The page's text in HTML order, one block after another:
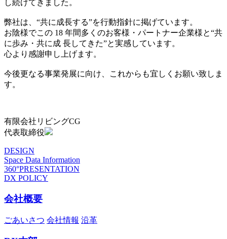
し続けてきました。
弊社は、“共に成長する”を行動指針に掲げています。
お陰様でこの 18 年間多くのお客様・パートナー企業様と“共
に歩み・共に成 長してきた”と実感しています。
心より感謝申し上げます。
今後更なる事業発展に向け、これからも宜しくお願い致しま
す。
有限会社リビングCG
代表取締役
DESIGN
Space Data Information
360°PRESENTATION
DX POLICY
会社概要
ごあいさつ 会社情報 沿革